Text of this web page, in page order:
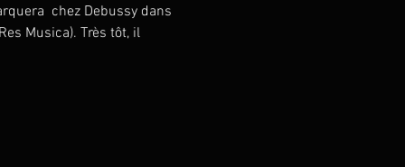
chez Debussy dans
Musica). Très tôt, il